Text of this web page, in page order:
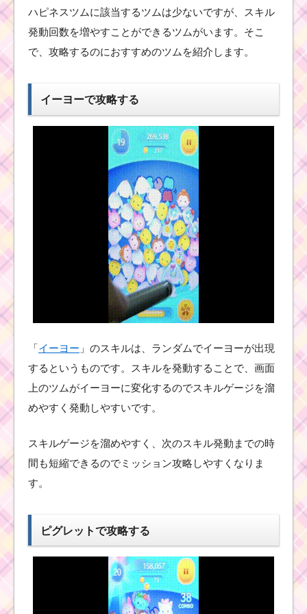
が当たる
ツムツム2017年6月の
ツムツム9月の新ツム！
アラジン･ジャスミン･
ジーニー･アブーのスキ
ル
ツムツムイベント8月！
海のたからものを集め
よう2枚目の攻略方法と
報酬
友達を呼ぶスキ
るミッションを
攻略するツム
ツムツム確率アップ12
ク・ヨーダ・R2D2・
ンを攻略するツム
ツムツムコイン報酬6倍
キャンペーン！最大
27,000コインゲットの
ハピネスツムに該当するツムは少ないですが、スキル
発動回数を増やすことができるツムがいます。そこ
で、攻略するのにおすすめのツムを紹介します。
イーヨーで攻略する
「イーヨー 」のスキルは、ランダムでイーヨーが出現
するというものです。スキルを発動することで、画面
上のツムがイーヨーに変化するのでスキルゲージを溜
めやすく発動しやすいです。
スキルゲージを溜めやすく、次のスキル発動までの時
間も短縮できるのでミッション攻略しやすくなりま
す。
ピグレットで攻略する